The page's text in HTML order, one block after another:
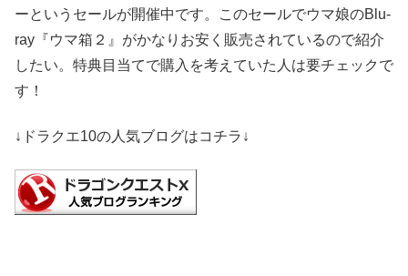
ーというセールが開催中です。このセールでウマ娘のBlu-
ray『ウマ箱２』がかなりお安く販売されているので紹介
したい。特典目当てで購入を考えていた人は要チェックで
す！
↓ドラクエ10の人気ブログはコチラ↓